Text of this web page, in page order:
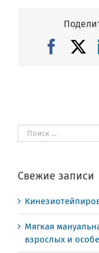
Результат
поиска:
Свежие записи
Мягкая
взрослых и